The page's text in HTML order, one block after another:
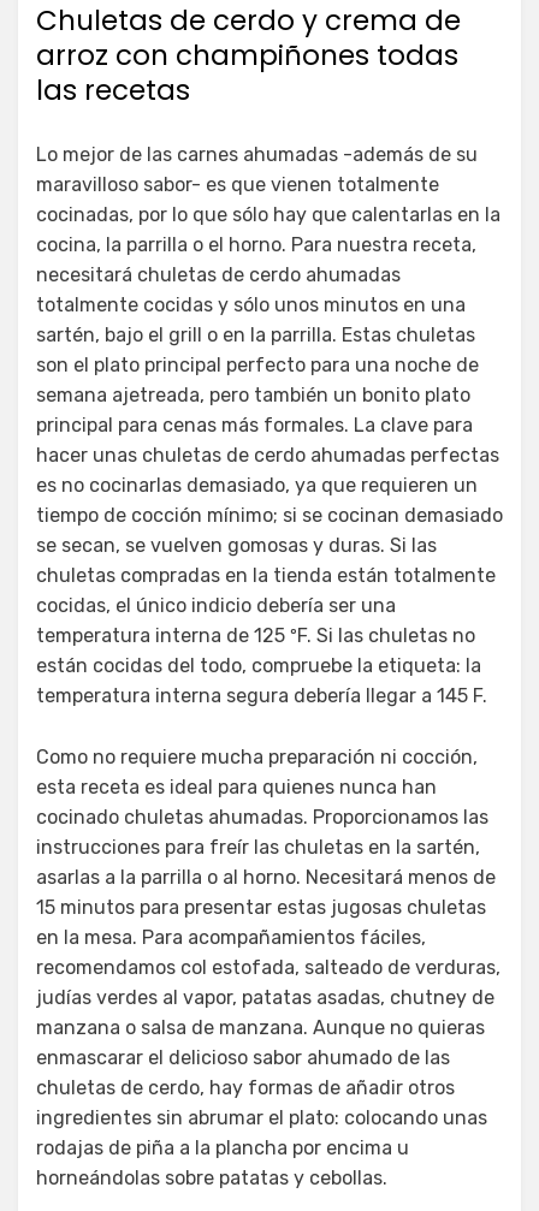
Chuletas de cerdo y crema de
arroz con champiñones todas
las recetas
Lo mejor de las carnes ahumadas -además de su
maravilloso sabor- es que vienen totalmente
cocinadas, por lo que sólo hay que calentarlas en la
cocina, la parrilla o el horno. Para nuestra receta,
necesitará chuletas de cerdo ahumadas
totalmente cocidas y sólo unos minutos en una
sartén, bajo el grill o en la parrilla. Estas chuletas
son el plato principal perfecto para una noche de
semana ajetreada, pero también un bonito plato
principal para cenas más formales. La clave para
hacer unas chuletas de cerdo ahumadas perfectas
es no cocinarlas demasiado, ya que requieren un
tiempo de cocción mínimo; si se cocinan demasiado
se secan, se vuelven gomosas y duras. Si las
chuletas compradas en la tienda están totalmente
cocidas, el único indicio debería ser una
temperatura interna de 125 ºF. Si las chuletas no
están cocidas del todo, compruebe la etiqueta: la
temperatura interna segura debería llegar a 145 F.
Como no requiere mucha preparación ni cocción,
esta receta es ideal para quienes nunca han
cocinado chuletas ahumadas. Proporcionamos las
instrucciones para freír las chuletas en la sartén,
asarlas a la parrilla o al horno. Necesitará menos de
15 minutos para presentar estas jugosas chuletas
en la mesa. Para acompañamientos fáciles,
recomendamos col estofada, salteado de verduras,
judías verdes al vapor, patatas asadas, chutney de
manzana o salsa de manzana. Aunque no quieras
enmascarar el delicioso sabor ahumado de las
chuletas de cerdo, hay formas de añadir otros
ingredientes sin abrumar el plato: colocando unas
rodajas de piña a la plancha por encima u
horneándolas sobre patatas y cebollas.